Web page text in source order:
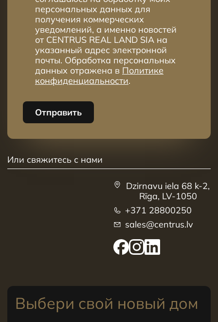
41 6 3
42 6 4 98.8m²
43 6 4 114.1m²
44 7 4
45 7 4
46 7
персональных данных для
получения коммерческих
уведомлений, а именно новостей
от CENTRUS REAL LAND SIA на
указанный адрес электронной
почты. Обработка персональных
данных отражена в Политике
конфиденциальности.
Отправить
Или свяжитесь с нами
Dzirnavu iela 68 k-2,
Rīga, LV-1050
+371 28800250
sales@centrus.lv
Выбери свой новый дом